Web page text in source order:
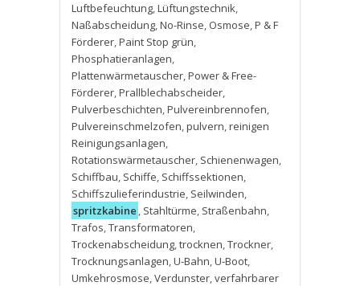
Luftbefeuchtung,Lüftungstechnik,
Naßabscheidung,No-Rinse, Osmose,P & F
Förderer,Paint Stop grün,
Phosphatieranlagen,
Plattenwärmetauscher,Power & Free-
Förderer,Prallblechabscheider,
Pulverbeschichten,Pulvereinbrennofen,
Pulvereinschmelzofen,pulvern,reinigen
Reinigungsanlagen,
Rotationswärmetauscher, Schienenwagen,
Schiffbau, Schiffe, Schiffssektionen,
Schiffszulieferindustrie, Seilwinden,
spritzkabine , Stahltürme, Straßenbahn,
Trafos,Transformatoren,
Trockenabscheidung,trocknen,Trockner,
Trocknungsanlagen,U-Bahn,U-Boot,
Umkehrosmose,Verdunster,verfahrbarer